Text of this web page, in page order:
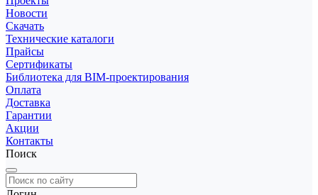
Новости
Скачать
Технические каталоги
Прайсы
Сертификаты
Библиотека для BIM-проектирования
Оплата
Доставка
Гарантии
Акции
Контакты
Поиск